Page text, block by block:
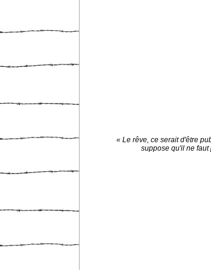
« Le rêve, ce serait d'être
suppose qu'il ne